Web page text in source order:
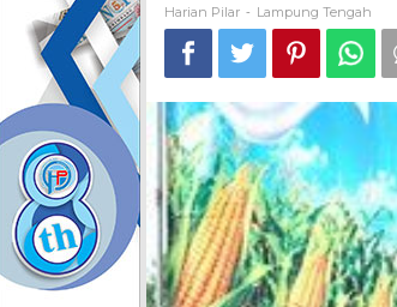
Harian Pilar - Lampung Tengah